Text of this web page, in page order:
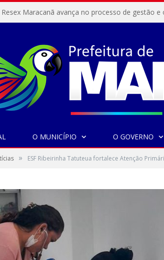
O MUNICÍPIO O GOVERNO
» ESF Ribeirinha Tatuteua fortalece Atenção